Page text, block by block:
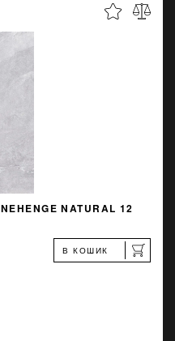
NATURAL 12
В КОШИК